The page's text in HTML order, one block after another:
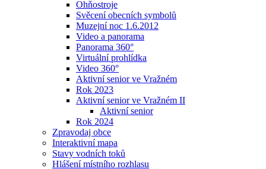
Ohňostroje
Svěcení obecních symbolů
Muzejní noc 1.6.2012
Video a panorama
Panorama 360°
Virtuální prohlídka
Video 360°
Aktivní senior ve Vražném
Rok 2023
Aktivní senior ve Vražném II
Aktivní senior
Rok 2024
Zpravodaj obce
Interaktivní mapa
Stavy vodních toků
Hlášení místního rozhlasu